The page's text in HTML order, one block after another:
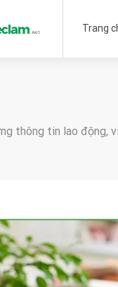
Trang
thông tin lao động,